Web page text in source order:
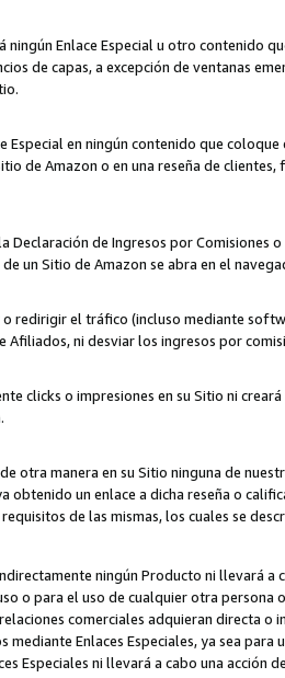
Enlace Especial u otro contenido
de capas, a excepción de ventanas
Especial en ningún contenido que
de Amazon o en una reseña de
Declaración de Ingresos por
un Sitio de Amazon se abra en el
redirigir el tráfico (incluso mediante
Afiliados, ni desviar los ingresos por
clicks o impresiones en su Sitio ni
otra manera en su Sitio ninguna de
obtenido un enlace a dicha reseña o
de las mismas, los cuales se
ningún Producto ni llevará a
o para el uso de cualquier otra
comerciales adquieran directa o
mediante Enlaces Especiales, ya sea
Especiales ni llevará a cabo una